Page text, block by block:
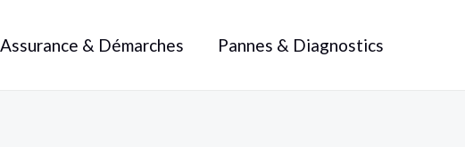
Assurance & Démarches Pannes & Diagnostics